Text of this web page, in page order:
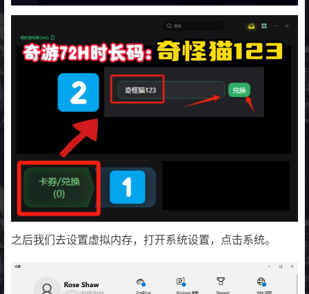
之后我们去设置虚拟内存，打开系统设置，点击系统。